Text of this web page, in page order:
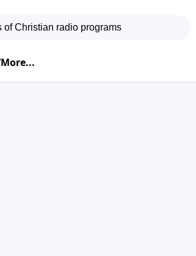
More...